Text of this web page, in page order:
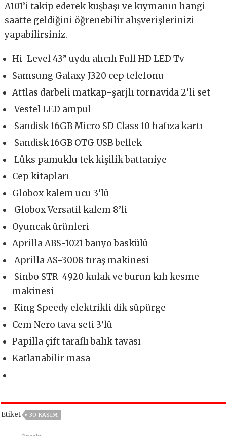
A101’i takip ederek kuşbaşı ve kıymanın hangi
saatte geldiğini öğrenebilir alışverişlerinizi
yapabilirsiniz.
Hi-Level 43” uydu alıcılı Full HD LED Tv
Samsung Galaxy J320 cep telefonu
Attlas darbeli matkap-şarjlı tornavida 2’li set
Vestel LED ampul
Sandisk 16GB Micro SD Class 10 hafıza kartı
Sandisk 16GB OTG USB bellek
Lüks pamuklu tek kişilik battaniye
Cep kitapları
Globox kalem ucu 3’lü
Globox Versatil kalem 8’li
Oyuncak ürünleri
Aprilla ABS-1021 banyo baskülü
Aprilla AS-3008 tıraş makinesi
Sinbo STR-4920 kulak ve burun kılı kesme
makinesi
King Speedy elektrikli dik süpürge
Cem Nero tava seti 3’lü
Papilla çift taraflı balık tavası
Katlanabilir masa
Etiket 30 KASIM